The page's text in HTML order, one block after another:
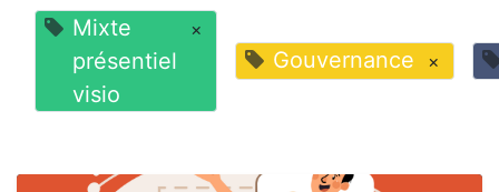
Mixte
présentiel
visio
×
Gouvernance ×